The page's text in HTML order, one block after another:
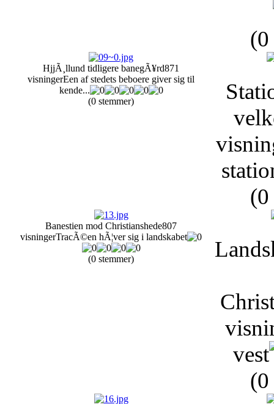
(0
HjjÃ¸llund tidligere banegÃ¥rd871
visningerEen af stedets beboere giver sig til
kende...
(0 stemmer)
(0
Banestien mod Christianshede807
visningerTracÃ©en hÃ¦ver sig i landskabet
(0 stemmer)
vest
(0